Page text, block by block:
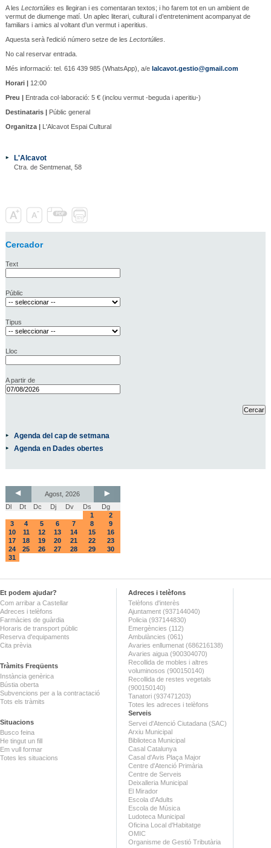
A les Lectortúlieses llegiran i es comentaran textos; i ho farem tot en un ambient de
vermut de diumenge matí. Un aplec literari, cultural i d’entreteniment acompanyat de
familiars i amics al voltant d’un vermut i aperitius.
Aquesta serà l'edició número setze de les Lectortúlies.
No cal reservar entrada.
Més informació: tel. 616 439 985 (WhatsApp), a/e lalcavot.gestio@gmail.com
Horari |12:00
Preu |Entrada col·laboració: 5 € (inclou vermut -beguda i aperitiu-)
Destinataris |Públic general
Organitza |L'Alcavot Espai Cultural
L'Alcavot
Ctra. de Sentmenat, 58
Cercador
Text
Públic
Tipus
Lloc
A partir de
Agenda del cap de setmana
Agenda en Dades obertes
Agost, 2026
Dl
Dt Dc Dj Dv Ds
Dg
1
2
3
4 5 6 7 8
9
10
11 12 13 14 15
16
17
18 19 20 21 22
23
24
25 26 27 28 29
30
31
Et podem ajudar?
Com arribar a Castellar
Adreces i telèfons
Farmàcies de guàrdia
Horaris de transport públic
Reserva d'equipaments
Cita prèvia
Tràmits Freqüents
Instància genèrica
Bústia oberta
Subvencions per a la contractació
Tots els tràmits
Situacions
Busco feina
He tingut un fill
Em vull formar
Totes les situacions
Adreces i telèfons
Telèfons d'interès
Ajuntament (937144040)
Policia (937144830)
Emergències (112)
Ambulàncies (061)
Avaries enllumenat (686216138)
Avaries aigua (900304070)
Recollida de mobles i altres
voluminosos (900150140)
Recollida de restes vegetals
(900150140)
Tanatori (937471203)
Totes les adreces i telèfons
Serveis
Servei d'Atenció Ciutadana (SAC)
Arxiu Municipal
Biblioteca Municipal
Casal Catalunya
Casal d'Avis Plaça Major
Centre d'Atenció Primària
Centre de Serveis
Deixalleria Municipal
El Mirador
Escola d'Adults
Escola de Música
Ludoteca Municipal
Oficina Local d'Habitatge
OMIC
Organisme de Gestió Tributària